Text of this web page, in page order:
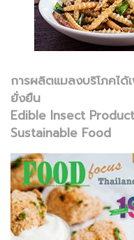
การผลิตแมลงบริโภคได้
ยั่งยืน
Edible Insect
Sustainable Food